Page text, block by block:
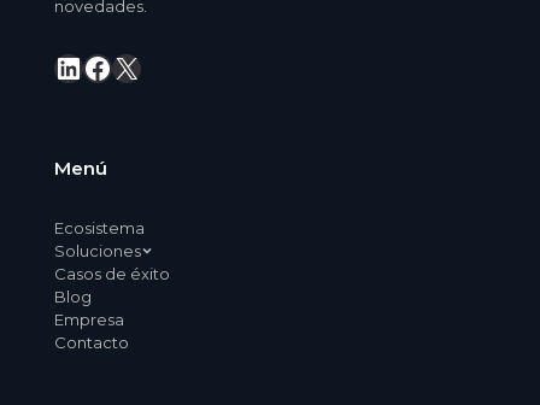
novedades.
LinkedIn
Facebook
X
Menú
Ecosistema
Soluciones
Casos de éxito
Blog
Empresa
Contacto